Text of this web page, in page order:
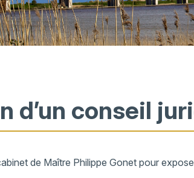
d’un conseil
de Maître Philippe Gonet pour